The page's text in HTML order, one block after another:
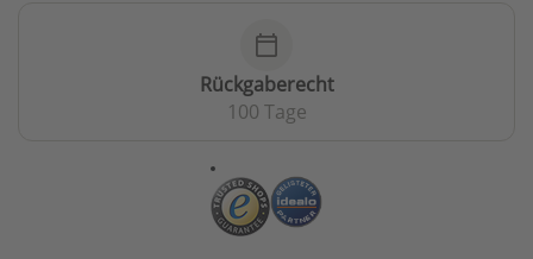
calendar_today
Rückgaberecht
100 Tage